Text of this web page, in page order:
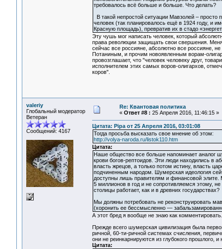
требовалось всё больше и больше. Что делать?
В такой непростой ситуации Мавзолей –
человек (так планировалось ещё в 1924 году, и
Красную площадь), превратив их в стадо
Эту чушь мог написать человек, который
права революции защищать свои свершения. Меня
сейчас все россияне, абсолютно все россияне,
Потаниным, и прочим новоявленным ворам-
провозглашает, что "человек человеку друг,
исполнителем этих самых воров-олигархов,
коров".
valeriy
Глобальный модератор
Ветеран
Сообщений: 4167
Re: Квантовая политика
« Ответ #8 : 25 Апреля 2016, 11:46:15 »
Цитата: Pipa от 25 Апреля 2016, 03:01:08
Тогда просьба высказать свое мнение об этом:
http://volya-naroda.ru/listok110.htm
Цитата:
Наше общество все больше напоминает аналог
крови богов-рептоидов. Эти люди находились в
власть жрецов, а только потом истину, власть
подчиненным народом. Шумерская идеология
доступны лишь правителям и финансовой
5 миллионов в год и не сопротивляемся этому,
столицы работает, как и в древних государствах?
Мы должны потребовать не реконструировать
(хоронить ее бессмысленно —
А этот бред я вообще не знаю как комментировать.
Прежде всего шумерская цивилизация была
ричной, 60-ти-ричной системах счисления,
они не реинкарнируются из глубокого прошлого, и
Цитата: